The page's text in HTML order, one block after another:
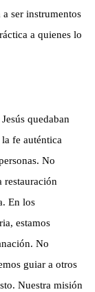
a ser instrumentos
a quienes lo
quedaban
fe auténtica
No
restauración
En los
estamos
No
guiar a otros
Nuestra misión